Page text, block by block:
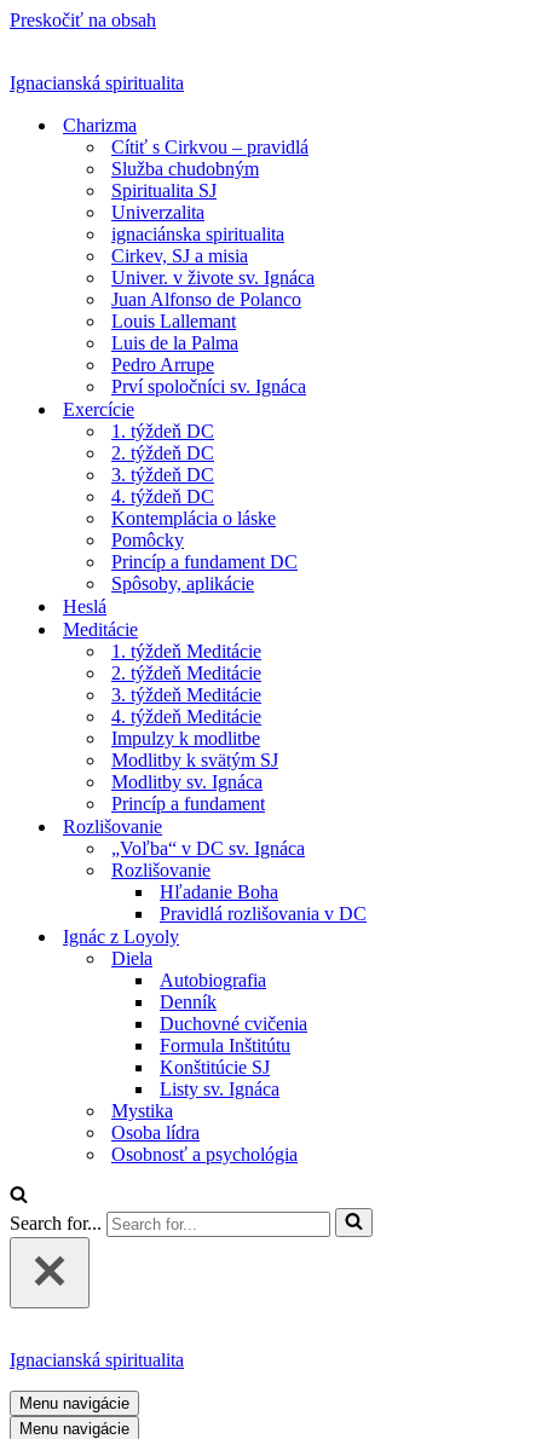
Preskočiť na obsah
Ignacianská spiritualita
Charizma
Cítiť s Cirkvou – pravidlá
Služba chudobným
Spiritualita SJ
Univerzalita
ignaciánska spiritualita
Cirkev, SJ a misia
Univer. v živote sv. Ignáca
Juan Alfonso de Polanco
Louis Lallemant
Luis de la Palma
Pedro Arrupe
Prví spoločníci sv. Ignáca
Exercície
1. týždeň DC
2. týždeň DC
3. týždeň DC
4. týždeň DC
Kontemplácia o láske
Pomôcky
Princíp a fundament DC
Spôsoby, aplikácie
Heslá
Meditácie
1. týždeň Meditácie
2. týždeň Meditácie
3. týždeň Meditácie
4. týždeň Meditácie
Impulzy k modlitbe
Modlitby k svätým SJ
Modlitby sv. Ignáca
Princíp a fundament
Rozlišovanie
„Voľba“ v DC sv. Ignáca
Rozlišovanie
Hľadanie Boha
Pravidlá rozlišovania v DC
Ignác z Loyoly
Diela
Autobiografia
Denník
Duchovné cvičenia
Formula Inštitútu
Konštitúcie SJ
Listy sv. Ignáca
Mystika
Osoba lídra
Osobnosť a psychológia
Search for...
Ignacianská spiritualita
Menu navigácie
Menu navigácie